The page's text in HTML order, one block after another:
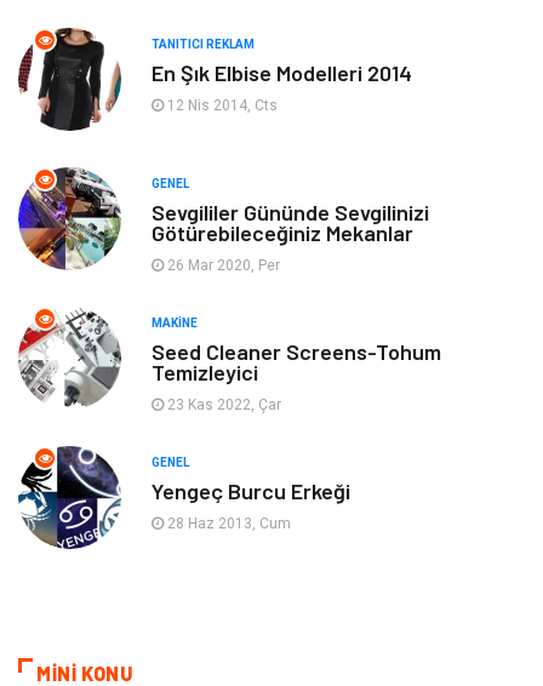
Ev Dekorasyon Organizasyon
Anne & Çocuk Genel Kültür
Ev İşleri
Gençlik & Eğlence
Mobilya
Evlilik Rehberi
Astroloji Keyfinizi Kaçırmayın
TANITICI REKLAM
En Şık Elbise Modelleri 2014
12 Nis 2014, Cts
GENEL
Sevgililer Gününde Sevgilinizi
Götürebileceğiniz Mekanlar
26 Mar 2020, Per
MAKINE
Seed Cleaner Screens-Tohum
Temizleyici
23 Kas 2022, Çar
GENEL
Yengeç Burcu Erkeği
28 Haz 2013, Cum
MİNİ KONU